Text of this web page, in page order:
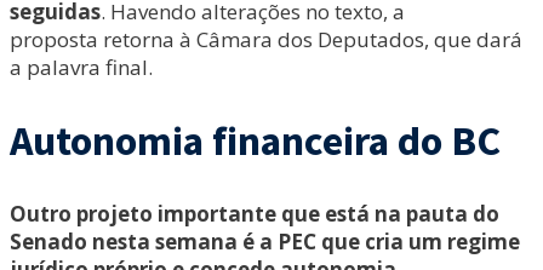
seguidas. Havendo alterações no texto, a
proposta retorna à Câmara dos Deputados, que dará
a palavra final.
Autonomia financeira do BC
Outro projeto importante que está na pauta do
Senado nesta semana é a PEC que cria um regime